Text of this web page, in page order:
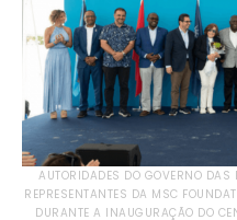
AUTORIDADES DO GOVERNO
REPRESENTANTES DA MSC
DURANTE A INAUGURAÇÃO DO